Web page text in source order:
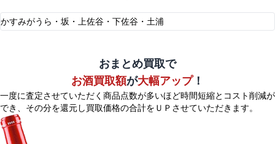
かすみがうら・坂・上佐谷・下佐谷・土浦
おまとめ買取で
お酒買取額が大幅アップ！
一度に査定させていただく商品点数が多いほど時間短縮とコスト削減が
でき、 その分を還元し買取価格の合計をＵＰさせていただきます。